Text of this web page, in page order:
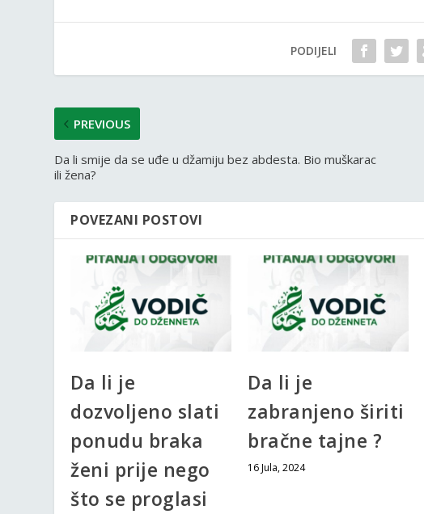
PODIJELI
PREVIOUS
Da li smije da se uđe u džamiju bez abdesta. Bio muškarac
ili žena?
POVEZANI POSTOVI
Da li je
dozvoljeno slati
ponudu braka
ženi prije nego
što se proglasi
Da li je
zabranjeno širiti
bračne tajne ?
16 Jula, 2024